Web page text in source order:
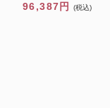
96,387円
(税込)